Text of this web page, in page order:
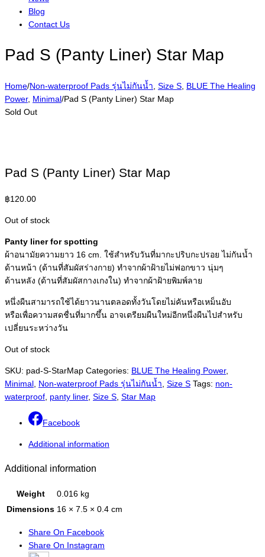
Blog
Contact Us
Pad S (Panty Liner) Star Map
Home/Non-waterproof Pads รุ่นไม่กันน้ำ Size S BLUE The Healing
Power, Minimal/Pad S (Panty Liner) Star Map
Sold Out
Pad S (Panty Liner) Star Map
฿120.00
Out of stock
Panty liner for spotting
ผ้าอนามัยความยาว 16 cm. ใช้สำหรับวันที่มากะปริบกะปรอย ไม่กันน้ำ
ด้านหน้า (ด้านที่สัมผัสร่างกาย) ทำจากผ้าฝ้ายไม่ฟอกขาว นุ่มๆ
ด้านหลัง (ด้านที่สัมผัสกางเกงใน) ทำจากผ้าฝ้ายพิมพ์ลาย
หนึ่งผืนสามารถใช้ได้ยาวนานตลอดทั้งวันโดยไม่คันหรือเหม็นอับ
หรือเพื่อความสดชื่นที่มากขึ้น อาจเตรียมผืนใหม่อีกหนึ่งผืนไปสำหรับ
เปลี่ยนระหว่างวัน
Out of stock
SKU: pad-S-StarMap Categories: BLUE The Healing Power,
Minimal, Non-waterproof Pads รุ่นไม่กันน้ำ, Size S Tags: non-
waterproof, panty liner, Size S, Star Map
Facebook
Additional information
Additional information
Weight
0.016 kg
Dimensions 16 × 7.5 × 0.4 cm
Share On Facebook
Share On Instagram